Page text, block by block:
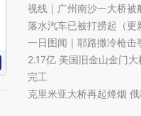
视线｜广州南沙一大桥
落水汽车已被打捞起（更
一日图闻｜耶路撒冷枪击
2.17亿 美国旧金山金门
完工
克里米亚大桥再起烽烟